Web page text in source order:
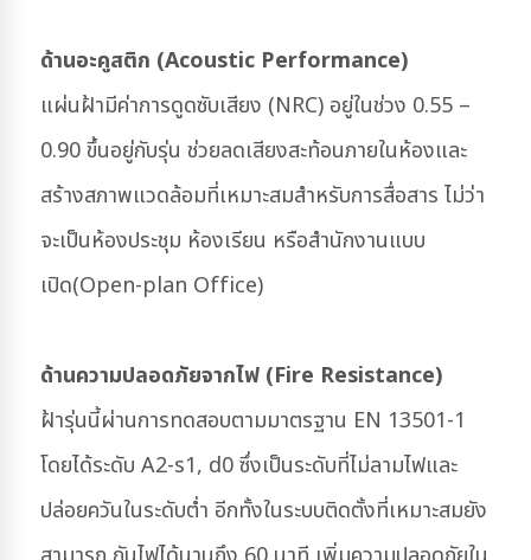
ด้านอะคูสติก (Acoustic Performance)
แผ่นฝ้ามีค่าการดูดซับเสียง (NRC) อยู่ในช่วง 0.55 –
0.90 ขึ้นอยู่กับรุ่น ช่วยลดเสียงสะท้อนภายในห้องและ
สร้างสภาพแวดล้อมที่เหมาะสมสำหรับการสื่อสาร ไม่ว่า
จะเป็นห้องประชุม ห้องเรียน หรือสำนักงานแบบ
เปิด(Open-plan Office)
ด้านความปลอดภัยจากไฟ (Fire Resistance)
ฝ้ารุ่นนี้ผ่านการทดสอบตามมาตรฐาน EN 13501-1
โดยได้ระดับ A2-s1, d0 ซึ่งเป็นระดับที่ไม่ลามไฟและ
ปล่อยควันในระดับต่ำ อีกทั้งในระบบติดตั้งที่เหมาะสมยัง